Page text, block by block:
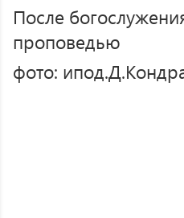
После
проповедью
фото: